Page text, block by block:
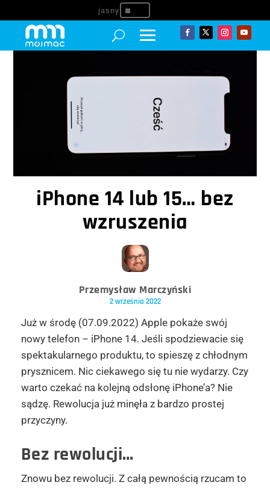
^
iPhone 14 lub 15… bez
wzruszenia
Przemysław Marczyński
2 września 2022
Już w środę (07.09.2022) Apple pokaże swój
nowy telefon – iPhone 14. Jeśli spodziewacie się
spektakularnego produktu, to spieszę z chłodnym
prysznicem. Nic ciekawego się tu nie wydarzy. Czy
warto czekać na kolejną odsłonę iPhone’a? Nie
sądzę. Rewolucja już minęła z bardzo prostej
przyczyny.
Bez rewolucji…
Znowu bez rewolucji. Z całą pewnością rzucam to